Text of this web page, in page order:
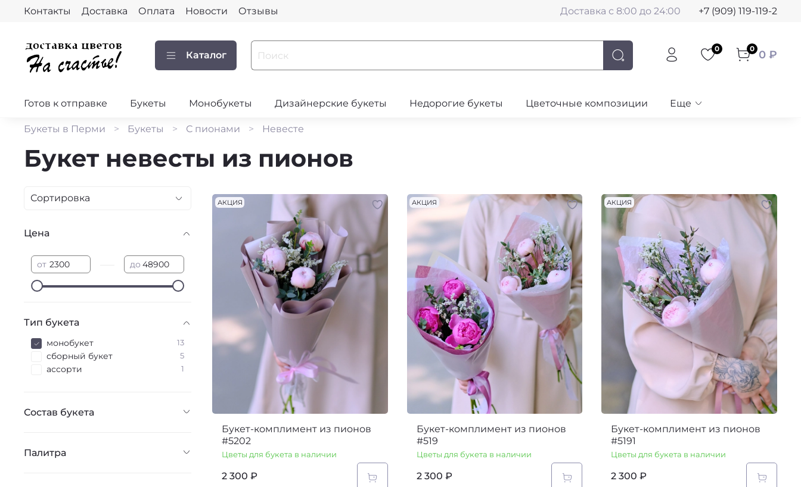
Контакты Доставка Оплата Новости Отзывы Доставка с 8:00 до 24:00 +7 (909) 119-119-2
Каталог
0 0 0 ₽
Готов к отправке Букеты Монобукеты Дизайнерские букеты Недорогие букеты Цветочные композиции Еще
Букеты в Перми Букеты С пионами Невесте
Букет невесты из пионов
АКЦИЯ
Букет-комплимент из пионов
#5202
Цветы для букета в наличии
2 300 ₽
АКЦИЯ
Букет-комплимент из пионов
#519
Цветы для букета в наличии
2 300 ₽
АКЦИЯ
Букет-комплимент из пионов
#5191
Цветы для букета в наличии
2 300 ₽
Цена
от до
Тип букета
монобукет 13
сборный букет 5
ассорти 1
Состав букета
Палитра